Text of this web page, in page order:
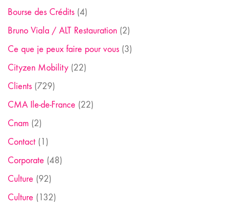
Bourse des Crédits (4)
Bruno Viala / ALT Restauration (2)
Ce que je peux faire pour vous (3)
Cityzen Mobility (22)
Clients (729)
CMA Ile-de-France (22)
Cnam (2)
Contact (1)
Corporate (48)
Culture (92)
Culture (132)